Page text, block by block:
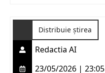
Distribuie știrea
Redactia AI
23/05/2026 | 23:05